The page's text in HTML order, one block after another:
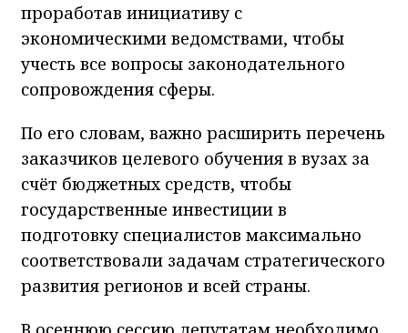
проработав инициативу с
экономическими ведомствами, чтобы
учесть все вопросы законодательного
сопровождения сферы.
По его словам, важно расширить перечень
заказчиков целевого обучения в вузах за
счёт бюджетных средств, чтобы
государственные инвестиции в
подготовку специалистов максимально
соответствовали задачам стратегического
развития регионов и всей страны.